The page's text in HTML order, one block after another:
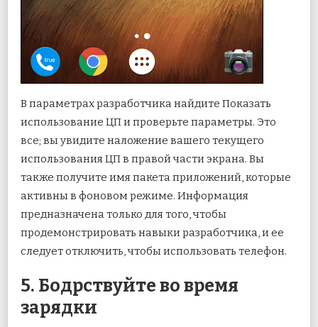
В параметрах разработчика найдите Показать
использование ЦП и проверьте параметры. Это
все; вы увидите наложение вашего текущего
использования ЦП в правой части экрана. Вы
также получите имя пакета приложений, которые
активны в фоновом режиме. Информация
предназначена только для того, чтобы
продемонстрировать навыки разработчика, и ее
следует отключить, чтобы использовать телефон.
5. Бодрствуйте во время
зарядки